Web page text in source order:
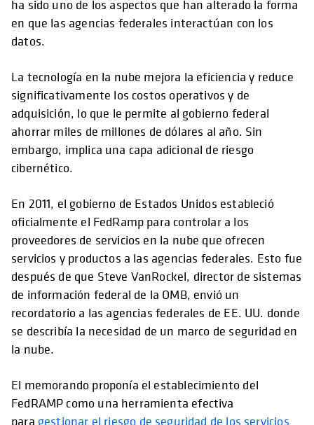
ha sido uno de los aspectos que han alterado la forma
en que las agencias federales interactúan con los
datos.
La tecnología en la nube mejora la eficiencia y reduce
significativamente los costos operativos y de
adquisición, lo que le permite al gobierno federal
ahorrar miles de millones de dólares al año. Sin
embargo, implica una capa adicional de riesgo
cibernético.
En 2011, el gobierno de Estados Unidos estableció
oficialmente el FedRamp para controlar a los
proveedores de servicios en la nube que ofrecen
servicios y productos a las agencias federales. Esto fue
después de que Steve VanRockel, director de sistemas
de información federal de la OMB, envió un
recordatorio a las agencias federales de EE. UU. donde
se describía la necesidad de un marco de seguridad en
la nube.
El memorando proponía el establecimiento del
FedRAMP como una herramienta efectiva
para gestionar el riesgo de seguridad de los servicios